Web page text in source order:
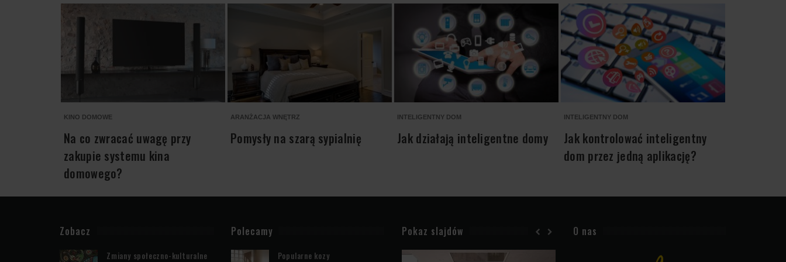
KINO DOMOWE
Na co zwracać uwagę przy
zakupie systemu kina
domowego?
ARANŻACJA WNĘTRZ
Pomysły na szarą sypialnię
INTELIGENTNY DOM
Jak działają inteligentne domy
INTELIGENTNY DOM
Jak kontrolować inteligentny
dom przez jedną aplikację?
Zobacz
Zmiany społeczno-kulturalne
Polecamy
Popularne kozy
Pokaz slajdów O nas